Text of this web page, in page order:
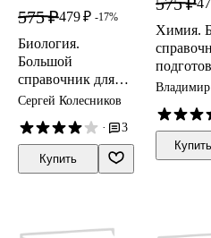
575 ₽479 ₽ -17%
Биология.
Большой
справочник для
подготовки к ЕГЭ
справочное
пособие
Сергей Колесников
·
3
Купить
Химия.
ЕГЭ:
Владимир
Купить